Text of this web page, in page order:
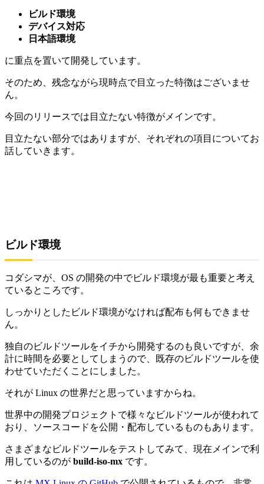
ビルド環境
デバイス対応
日本語環境
に重点を置いて開発しています。
そのため、残念ながら現時点で目立った特徴はございませ
ん。
今回のリリースでは目立たない特徴がメインです。
目立たない部分ではありますが、それぞれの項目についてお
話していきます。
ビルド環境
コダシマが、OS の開発の中でビルド環境が最も重要と考え
ているところです。
しっかりとしたビルド環境がなければ配布も何もできませ
ん。
独自のビルドツールをイチから開発するのも良いですが、余
計に時間を必要としてしまうので、既存のビルドツールを使
わせていただくことにしました。
それが Linux の世界だと思っていますからね。
世界中の開発プロジェクトで様々なビルドツールが使われて
おり、ソースコードを公開・配布しているものもあります。
さまざまなビルドツールをテストしてみて、現在メインで利
用しているのが build-iso-mx です。